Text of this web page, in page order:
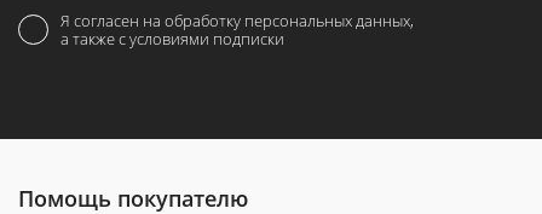
Я согласен на обработку персональных данных,
а также с условиями подписки
Помощь покупателю